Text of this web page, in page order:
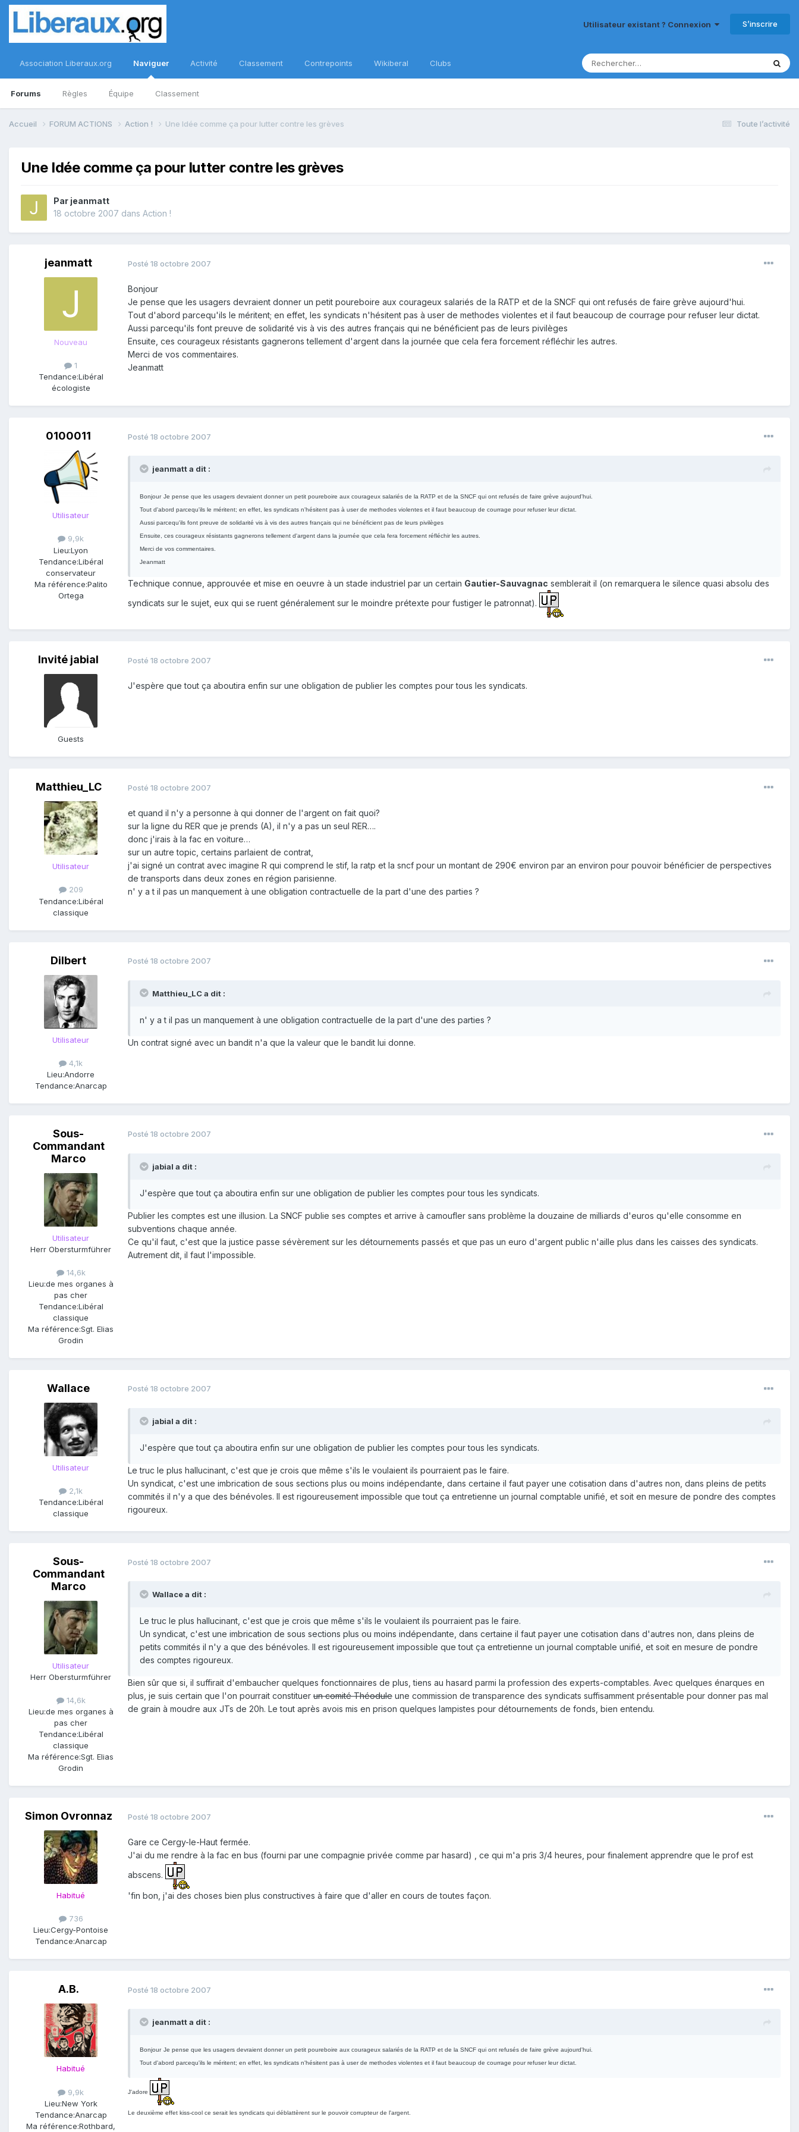
Utilisateur existant ? Connexion S’inscrire
Association Liberaux.org Naviguer
Forums Règles Équipe Classement
Activité Classement Contrepoints Wikiberal Clubs
Toute l’activité
Accueil FORUM ACTIONS Action ! Une Idée comme ça pour lutter contre les grèves
Une Idée comme ça pour lutter contre les grèves
Par jeanmatt
18 octobre 2007 dans Action !
jeanmatt
Nouveau
1
Tendance:Libéral
écologiste
Posté 18 octobre 2007
Bonjour
Je pense que les usagers devraient donner un petit poureboire aux courageux salariés de la RATP et de la SNCF qui ont refusés de faire grève aujourd'hui.
Tout d'abord parcequ'ils le méritent; en effet, les syndicats n'hésitent pas à user de methodes violentes et il faut beaucoup de courrage pour refuser leur dictat.
Aussi parcequ'ils font preuve de solidarité vis à vis des autres français qui ne bénéficient pas de leurs pivilèges
Ensuite, ces courageux résistants gagnerons tellement d'argent dans la journée que cela fera forcement réfléchir les autres.
Merci de vos commentaires.
Jeanmatt
0100011
Utilisateur
9,9k
Lieu:Lyon
Tendance:Libéral
conservateur
Ma référence:Palito
Ortega
Posté 18 octobre 2007
jeanmatt a dit :
Bonjour Je pense que les usagers devraient donner un petit poureboire aux courageux salariés de la RATP et de la SNCF qui ont refusés de faire grève aujourd'hui.
Tout d'abord parcequ'ils le méritent; en effet, les syndicats n'hésitent pas à user de methodes violentes et il faut beaucoup de courrage pour refuser leur dictat.
Aussi parcequ'ils font preuve de solidarité vis à vis des autres français qui ne bénéficient pas de leurs pivilèges
Ensuite, ces courageux résistants gagnerons tellement d'argent dans la journée que cela fera forcement réfléchir les autres.
Merci de vos commentaires.
Jeanmatt
Technique connue, approuvée et mise en oeuvre à un stade industriel par un certain Gautier-Sauvagnac semblerait il (on remarquera le silence quasi absolu des
syndicats sur le sujet, eux qui se ruent généralement sur le moindre prétexte pour fustiger le patronnat).
Invité jabial
Guests
Posté 18 octobre 2007
J'espère que tout ça aboutira enfin sur une obligation de publier les comptes pour tous les syndicats.
Matthieu_LC
Utilisateur
209
Tendance:Libéral
classique
Posté 18 octobre 2007
et quand il n'y a personne à qui donner de l'argent on fait quoi?
sur la ligne du RER que je prends (A), il n'y a pas un seul RER….
donc j'irais à la fac en voiture…
sur un autre topic, certains parlaient de contrat,
j'ai signé un contrat avec imagine R qui comprend le stif, la ratp et la sncf pour un montant de 290€ environ par an environ pour pouvoir bénéficier de perspectives
de transports dans deux zones en région parisienne.
n' y a t il pas un manquement à une obligation contractuelle de la part d'une des parties ?
Dilbert
Utilisateur
4,1k
Lieu:Andorre
Tendance:Anarcap
Posté 18 octobre 2007
Matthieu_LC a dit :
n' y a t il pas un manquement à une obligation contractuelle de la part d'une des parties ?
Un contrat signé avec un bandit n'a que la valeur que le bandit lui donne.
Sous-
Commandant
Marco
Utilisateur
Herr Obersturmführer
14,6k
Lieu:de mes organes à
pas cher
Tendance:Libéral
classique
Ma référence:Sgt. Elias
Grodin
Posté 18 octobre 2007
jabial a dit :
J'espère que tout ça aboutira enfin sur une obligation de publier les comptes pour tous les syndicats.
Publier les comptes est une illusion. La SNCF publie ses comptes et arrive à camoufler sans problème la douzaine de milliards d'euros qu'elle consomme en
subventions chaque année.
Ce qu'il faut, c'est que la justice passe sévèrement sur les détournements passés et que pas un euro d'argent public n'aille plus dans les caisses des syndicats.
Autrement dit, il faut l'impossible.
Wallace
Utilisateur
2,1k
Tendance:Libéral
classique
Posté 18 octobre 2007
jabial a dit :
J'espère que tout ça aboutira enfin sur une obligation de publier les comptes pour tous les syndicats.
Le truc le plus hallucinant, c'est que je crois que même s'ils le voulaient ils pourraient pas le faire.
Un syndicat, c'est une imbrication de sous sections plus ou moins indépendante, dans certaine il faut payer une cotisation dans d'autres non, dans pleins de petits
commités il n'y a que des bénévoles. Il est rigoureusement impossible que tout ça entretienne un journal comptable unifié, et soit en mesure de pondre des comptes
rigoureux.
Sous-
Commandant
Marco
Utilisateur
Herr Obersturmführer
14,6k
Lieu:de mes organes à
pas cher
Tendance:Libéral
classique
Ma référence:Sgt. Elias
Grodin
Posté 18 octobre 2007
Wallace a dit :
Le truc le plus hallucinant, c'est que je crois que même s'ils le voulaient ils pourraient pas le faire.
Un syndicat, c'est une imbrication de sous sections plus ou moins indépendante, dans certaine il faut payer une cotisation dans d'autres non, dans pleins de
petits commités il n'y a que des bénévoles. Il est rigoureusement impossible que tout ça entretienne un journal comptable unifié, et soit en mesure de pondre
des comptes rigoureux.
Bien sûr que si, il suffirait d'embaucher quelques fonctionnaires de plus, tiens au hasard parmi la profession des experts-comptables. Avec quelques énarques en
plus, je suis certain que l'on pourrait constituer un comité Théodule une commission de transparence des syndicats suffisamment présentable pour donner pas mal
de grain à moudre aux JTs de 20h. Le tout après avois mis en prison quelques lampistes pour détournements de fonds, bien entendu.
Simon Ovronnaz
Habitué
736
Lieu:Cergy-Pontoise
Tendance:Anarcap
Posté 18 octobre 2007
Gare ce Cergy-le-Haut fermée.
J'ai du me rendre à la fac en bus (fourni par une compagnie privée comme par hasard) , ce qui m'a pris 3/4 heures, pour finalement apprendre que le prof est
abscens.
'fin bon, j'ai des choses bien plus constructives à faire que d'aller en cours de toutes façon.
A.B.
Habitué
9,9k
Lieu:New York
Tendance:Anarcap
Ma référence:Rothbard,
Posté 18 octobre 2007
jeanmatt a dit :
Bonjour Je pense que les usagers devraient donner un petit poureboire aux courageux salariés de la RATP et de la SNCF qui ont refusés de faire grève aujourd'hui.
Tout d'abord parcequ'ils le méritent; en effet, les syndicats n'hésitent pas à user de methodes violentes et il faut beaucoup de courrage pour refuser leur dictat.
J'adore
Le deuxième effet kiss-cool ce serait les syndicats qui déblattèrent sur le pouvoir corrupteur de l'argent.